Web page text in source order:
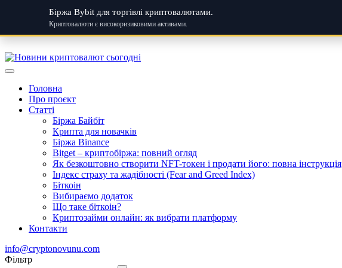
Біржа Bybit для торгівлі криптовалютами.
Криптовалюти є високоризиковими активами.
to
content
Головна
Про проєкт
Статті
Біржа Байбіт
Крипта для новачків
Біржа Binance
Bitget – криптобіржа: повний огляд
Як безкоштовно створити NFT-токен і продати його: повна інструкція
Індекс страху та жадібності (Fear and Greed Index)
Біткоін
Вибираємо додаток
Що таке біткоін?
Криптозайми онлайн: як вибрати платформу
Контакти
info@cryptonovunu.com
Фiльтр